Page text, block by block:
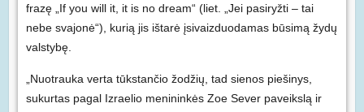
frazę „If you will it, it is no dream“ (liet. „Jei pasiryžti – tai
nebe svajonė“), kurią jis ištarė įsivaizduodamas būsimą žydų
valstybę.
„Nuotrauka verta tūkstančio žodžių, tad sienos piešinys,
sukurtas pagal Izraelio menininkės Zoe Sever paveikslą ir